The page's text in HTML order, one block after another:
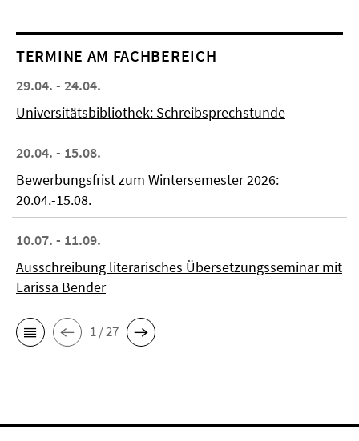
TERMINE AM FACHBEREICH
29.04. - 24.04.
Universitätsbibliothek: Schreibsprechstunde
20.04. - 15.08.
Bewerbungsfrist zum Wintersemester 2026:
20.04.-15.08.
10.07. - 11.09.
Ausschreibung literarisches Übersetzungsseminar mit
Larissa Bender
1 / 27